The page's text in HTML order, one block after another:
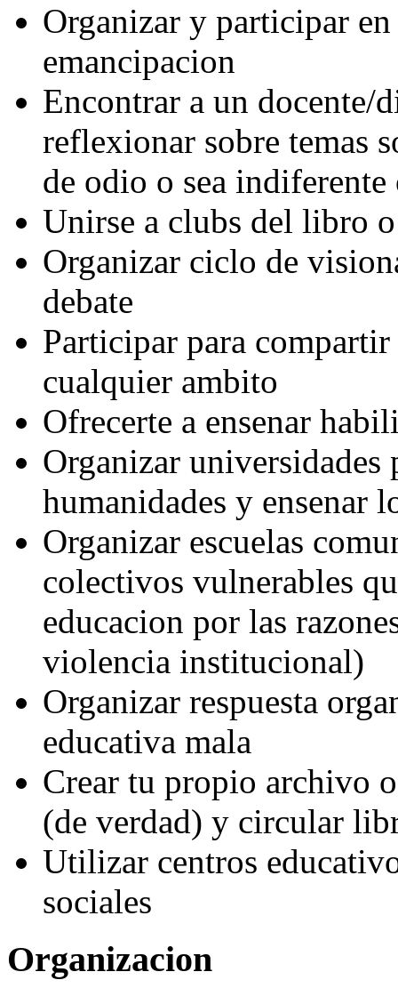
Organizar y participar
emancipacion
Encontrar a un docente/
reflexionar sobre temas
de odio o sea
Unirse a clubs del libro
Organizar ciclo de
debate
Participar para
cualquier ambito
Ofrecerte a ensenar
Organizar universidades
humanidades y ensenar
Organizar escuelas
colectivos vulnerables
educacion por las
violencia institucional)
Organizar respuesta
educativa mala
Crear tu propio archivo
(de verdad) y circular
Utilizar centros
sociales
Organizacion